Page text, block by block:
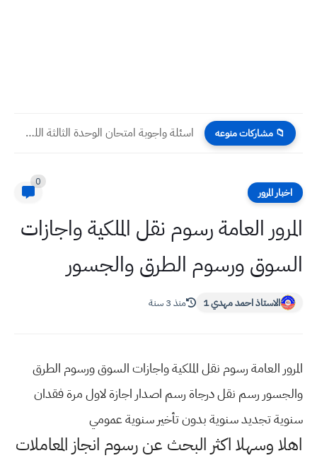
📁 مشاركات منوعه اسئلة واجوبة امتحان الوحدة الثالثة اللغة الانكليزية صف خامس ابتدائي
اخبار المرور
0
المرور العامة رسوم نقل الملكية واجازات
السوق ورسوم الطرق والجسور
الاستاذ احمد مهدي 1 منذ 3 سنة
المرور العامة رسوم نقل الملكية واجازات السوق ورسوم الطرق
والجسور رسم نقل درجاة رسم اصدار اجازة لاول مرة فقدان
سنوية تجديد سنوية بدون تأخير سنوية عمومي
اهلا وسهلا اكثر البحث عن رسوم انجاز المعاملات